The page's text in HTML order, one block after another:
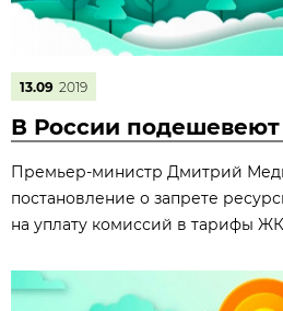
13.09 2019
В России
Премьер-министр Дмитрий
постановление о запрете
на уплату комиссий в тарифы